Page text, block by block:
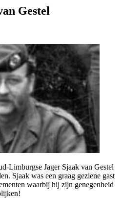
Gestel
Limburgse Jager Sjaak van Gestel
Sjaak was een graag geziene gast
waarbij hij zijn genegenheid